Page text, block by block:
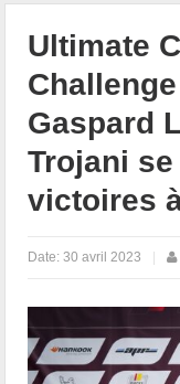
Ultimate
Gaspard
Trojani
victoires
Date:30 avril 2023 |